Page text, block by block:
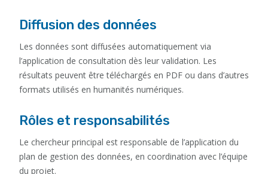
Diffusion des données
Les données sont diffusées automatiquement via
l’application de consultation dès leur validation. Les
résultats peuvent être téléchargés en PDF ou dans d’autres
formats utilisés en humanités numériques.
Rôles et responsabilités
Le chercheur principal est responsable de l’application du
plan de gestion des données, en coordination avec l’équipe
du projet.